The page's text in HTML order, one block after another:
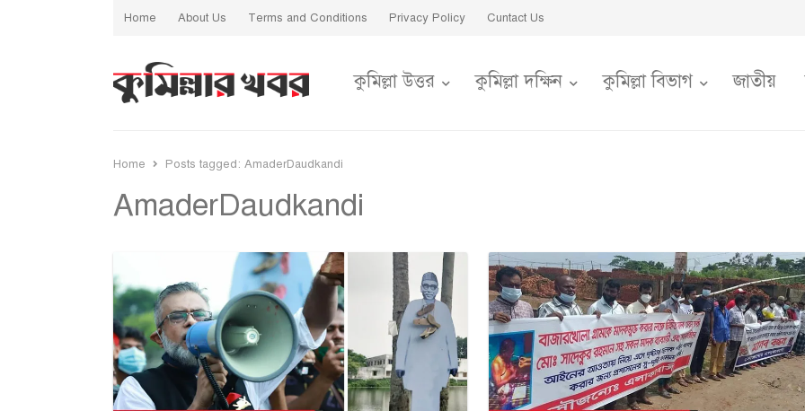
Home About Us Terms and Conditions Privacy Policy Cuntact Us
কুমিল্লা উত্তর কুমিল্লা দক্ষিন কুমিল্লা বিভাগ জাতীয়
Home Posts tagged: AmaderDaudkandi
AmaderDaudkandi